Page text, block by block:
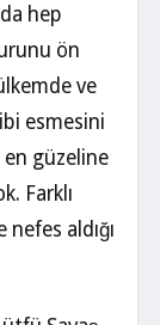
hep
ön
ve
esmesini
güzeline
Farklı
aldığı